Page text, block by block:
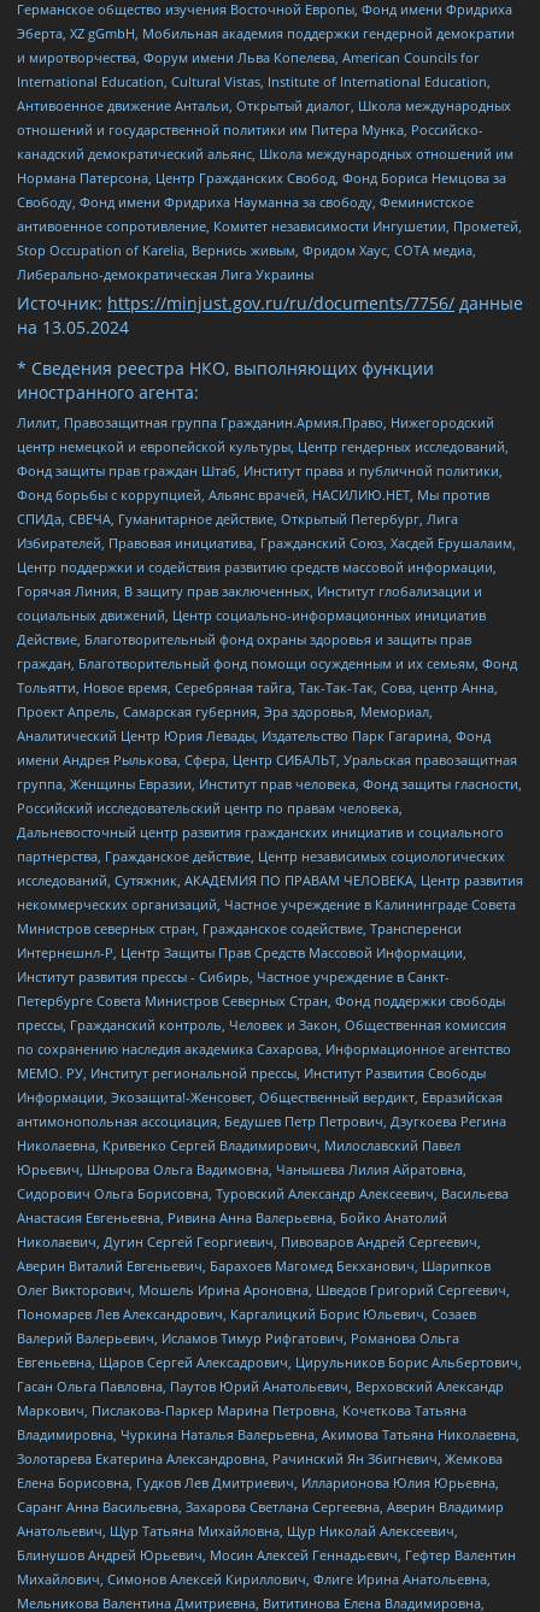
Германское общество изучения Восточной Европы, Фонд имени Фридриха
Эберта, XZ gGmbH, Мобильная академия поддержки гендерной демократии
и миротворчества, Форум имени Льва Копелева, American Councils for
International Education, Cultural Vistas, Institute of International Education,
Антивоенное движение Антальи, Открытый диалог, Школа международных
отношений и государственной политики им Питера Мунка, Российско-
канадский демократический альянс, Школа международных отношений им
Нормана Патерсона, Центр Гражданских Свобод, Фонд Бориса Немцова за
Свободу, Фонд имени Фридриха Науманна за свободу, Феминистское
антивоенное сопротивление, Комитет независимости Ингушетии, Прометей,
Stop Occupation of Karelia, Вернись живым, Фридом Хаус, СОТА медиа,
Либерально-демократическая Лига Украины
Источник: https://minjust.gov.ru/ru/documents/7756/ данные
на 13.05.2024
* Сведения реестра НКО, выполняющих функции
иностранного агента:
Лилит, Правозащитная группа Гражданин.Армия.Право, Нижегородский
центр немецкой и европейской культуры, Центр гендерных исследований,
Фонд защиты прав граждан Штаб, Институт права и публичной политики,
Фонд борьбы с коррупцией, Альянс врачей, НАСИЛИЮ.НЕТ, Мы против
СПИДа, СВЕЧА, Гуманитарное действие, Открытый Петербург, Лига
Избирателей, Правовая инициатива, Гражданский Союз, Хасдей Ерушалаим,
Центр поддержки и содействия развитию средств массовой информации,
Горячая Линия, В защиту прав заключенных, Институт глобализации и
социальных движений, Центр социально-информационных инициатив
Действие, Благотворительный фонд охраны здоровья и защиты прав
граждан, Благотворительный фонд помощи осужденным и их семьям, Фонд
Тольятти, Новое время, Серебряная тайга, Так-Так-Так, Сова, центр Анна,
Проект Апрель, Самарская губерния, Эра здоровья, Мемориал,
Аналитический Центр Юрия Левады, Издательство Парк Гагарина, Фонд
имени Андрея Рылькова, Сфера, Центр СИБАЛЬТ, Уральская правозащитная
группа, Женщины Евразии, Институт прав человека, Фонд защиты гласности,
Российский исследовательский центр по правам человека,
Дальневосточный центр развития гражданских инициатив и социального
партнерства, Гражданское действие, Центр независимых социологических
исследований, Сутяжник, АКАДЕМИЯ ПО ПРАВАМ ЧЕЛОВЕКА, Центр развития
некоммерческих организаций, Частное учреждение в Калининграде Совета
Министров северных стран, Гражданское содействие, Трансперенси
Интернешнл-Р, Центр Защиты Прав Средств Массовой Информации,
Институт развития прессы - Сибирь, Частное учреждение в Санкт-
Петербурге Совета Министров Северных Стран, Фонд поддержки свободы
прессы, Гражданский контроль, Человек и Закон, Общественная комиссия
по сохранению наследия академика Сахарова, Информационное агентство
МЕМО. РУ, Институт региональной прессы, Институт Развития Свободы
Информации, Экозащита!-Женсовет, Общественный вердикт, Евразийская
антимонопольная ассоциация, Бедушев Петр Петрович, Дзугкоева Регина
Николаевна, Кривенко Сергей Владимирович, Милославский Павел
Юрьевич, Шнырова Ольга Вадимовна, Чанышева Лилия Айратовна,
Сидорович Ольга Борисовна, Туровский Александр Алексеевич, Васильева
Анастасия Евгеньевна, Ривина Анна Валерьевна, Бойко Анатолий
Николаевич, Дугин Сергей Георгиевич, Пивоваров Андрей Сергеевич,
Аверин Виталий Евгеньевич, Барахоев Магомед Бекханович, Шарипков
Олег Викторович, Мошель Ирина Ароновна, Шведов Григорий Сергеевич,
Пономарев Лев Александрович, Каргалицкий Борис Юльевич, Созаев
Валерий Валерьевич, Исламов Тимур Рифгатович, Романова Ольга
Евгеньевна, Щаров Сергей Алексадрович, Цирульников Борис Альбертович,
Гасан Ольга Павловна, Паутов Юрий Анатольевич, Верховский Александр
Маркович, Пислакова-Паркер Марина Петровна, Кочеткова Татьяна
Владимировна, Чуркина Наталья Валерьевна, Акимова Татьяна Николаевна,
Золотарева Екатерина Александровна, Рачинский Ян Збигневич, Жемкова
Елена Борисовна, Гудков Лев Дмитриевич, Илларионова Юлия Юрьевна,
Саранг Анна Васильевна, Захарова Светлана Сергеевна, Аверин Владимир
Анатольевич, Щур Татьяна Михайловна, Щур Николай Алексеевич,
Блинушов Андрей Юрьевич, Мосин Алексей Геннадьевич, Гефтер Валентин
Михайлович, Симонов Алексей Кириллович, Флиге Ирина Анатольевна,
Мельникова Валентина Дмитриевна, Вититинова Елена Владимировна,